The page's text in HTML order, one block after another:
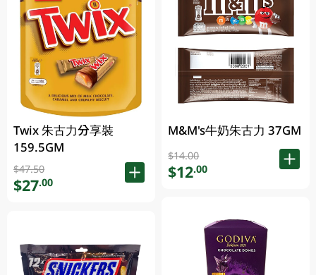
Twix 朱古力分享裝
159.5GM
$47.50
$27.00
M&M's牛奶朱古力 37GM
$14.00
$12.00